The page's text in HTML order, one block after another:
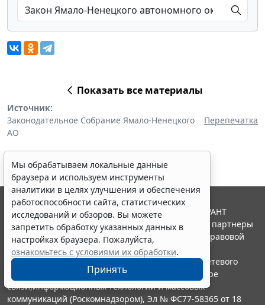
Показать все материалы
Источник:
Законодательное Собрание Ямало-Ненецкого
АО
Перепечатка
Мы обрабатываем локальные данные
браузера и используем инструменты
аналитики в целях улучшения и обеспечения
работоспособности сайта, статистических
исследований и обзоров. Вы можете
запретить обработку указанных данных в
настройках браузера. Пожалуйста,
ознакомьтесь с условиями их обработки.
Принять
© ООО "НПП "ГАРАНТ-СЕРВИС", 2026. Система ГАРАНТ
выпускается с 1990 года. Компания "Гарант" и ее партнеры
являются участниками Российской ассоциации правовой
информации ГАРАНТ.
Портал ГАРАНТ.РУ зарегистрирован в качестве сетевого
издания Федеральной службой по надзору в сфере
связи,информационных технологий и массовых
коммуникаций (Роскомнадзором), Эл № ФС77-58365 от 18